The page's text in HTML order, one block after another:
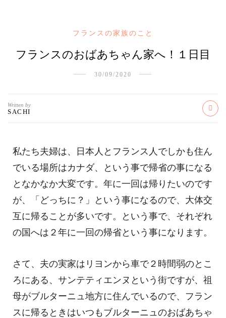
フランスの家族のこと
フランスのおばあちゃん家へ！１日目
30/09/2020
Written by
SACHI
私たち夫婦は、日本人とフランス人でしかも住ん
でいる場所はカナダ、という事で帰省の事になる
となかなか大変です。年に一回は帰りたいのです
が、「どっちに？」という事になるので、大体交
互に帰ることが多いです。という事で、それぞれ
の国へは２年に一回の帰省という事になります。
さて、夫の実家はリヨンから車で２時間弱のとこ
ろにある、サンテティエンヌという街ですが、祖
母がブルターニュ地方に住んでいるので、フラン
スに帰るときはいつもブルターニュのおばあちゃ